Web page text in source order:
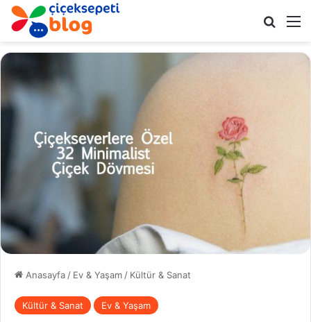
Anasayfa / Ev & Yaşam / Kültür & Sanat
Kültür & Sanat Ev & Yaşam